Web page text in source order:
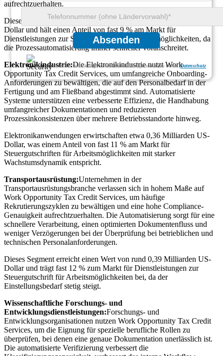
Absenden
Wir gewährleisten vollständige Vertraulichkeit Ihrer persönlichen Daten.Datenschutz
aufrechtzuerhalten.
Dieses Segment erreicht einen Wert von etwa 0,27 Milliarden US-
Dollar und hält einen Anteil von fast 9 % am Markt für
Dienstleistungen zur Steuergutschrift für Arbeitsmöglichkeiten, da
die Prozessautomatisierung immer schneller voranschreitet.
Elektronikindustrie:Die Elektronikindustrie nutzt Work
Opportunity Tax Credit Services, um umfangreiche Onboarding-
Anforderungen zu bewältigen, die auf den Personalbedarf in der
Fertigung und am Fließband abgestimmt sind. Automatisierte
Systeme unterstützen eine verbesserte Effizienz, die Handhabung
umfangreicher Dokumentationen und reduzieren
Prozessinkonsistenzen über mehrere Betriebsstandorte hinweg.
Elektronikanwendungen erwirtschaften etwa 0,36 Milliarden US-
Dollar, was einem Anteil von fast 11 % am Markt für
Steuergutschriften für Arbeitsmöglichkeiten mit starker
Wachstumsdynamik entspricht.
Transportausrüstung:Unternehmen in der
Transportausrüstungsbranche verlassen sich in hohem Maße auf
Work Opportunity Tax Credit Services, um häufige
Rekrutierungszyklen zu bewältigen und eine hohe Compliance-
Genauigkeit aufrechtzuerhalten. Die Automatisierung sorgt für eine
schnellere Verarbeitung, einen optimierten Dokumentenfluss und
weniger Verzögerungen bei der Überprüfung bei betrieblichen und
technischen Personalanforderungen.
Dieses Segment erreicht einen Wert von rund 0,39 Milliarden US-
Dollar und trägt fast 12 % zum Markt für Dienstleistungen zur
Steuergutschrift für Arbeitsmöglichkeiten bei, da der
Einstellungsbedarf stetig steigt.
Wissenschaftliche Forschungs- und
Entwicklungsdienstleistungen:Forschungs- und
Entwicklungsorganisationen nutzen Work Opportunity Tax Credit
Services, um die Eignung für spezielle berufliche Rollen zu
überprüfen, bei denen eine genaue Dokumentation unerlässlich ist.
Die automatisierte Verifizierung verbessert die